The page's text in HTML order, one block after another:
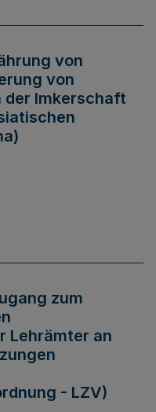
von
von
der Imkerschaft
zum
Lehrämter an
- LZV)